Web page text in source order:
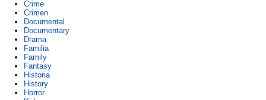
Crime
Crimen
Documental
Documentary
Drama
Familia
Family
Fantasy
Historia
History
Horror